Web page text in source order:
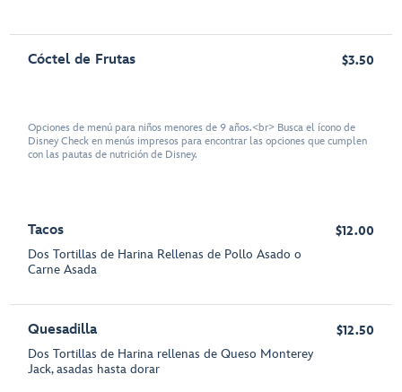
Cóctel de Frutas $3.50
Opciones de menú para niños menores de 9 años.<br> Busca el ícono de
Disney Check en menús impresos para encontrar las opciones que cumplen
con las pautas de nutrición de Disney.
Tacos
Dos Tortillas de Harina Rellenas de Pollo Asado o
Carne Asada
$12.00
Quesadilla
Dos Tortillas de Harina rellenas de Queso Monterey
Jack, asadas hasta dorar
$12.50